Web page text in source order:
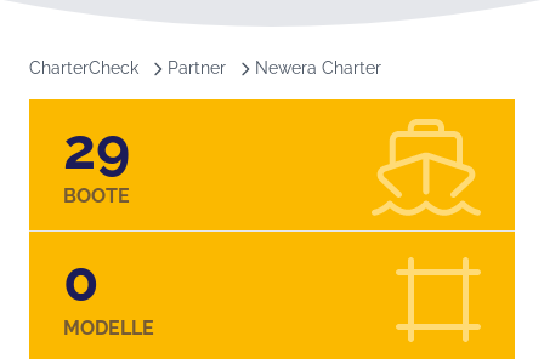
CharterCheck Partner Newera Charter
29
BOOTE
0
MODELLE